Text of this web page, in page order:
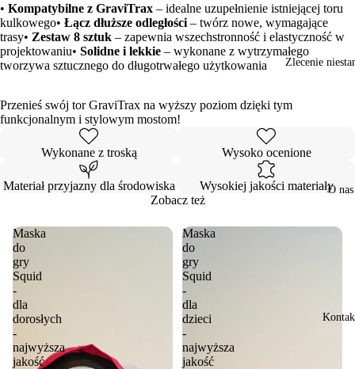
Zlecenie
O nas
Otwórz
obraz
w trybie
pełnoekranowym
• Kompatybilne z GraviTrax – idealne uzupełnienie istniejącej toru
kulkowego• Łącz dłuższe odległości – twórz nowe, wymagające
trasy• Zestaw 8 sztuk – zapewnia wszechstronność i elastyczność w
projektowaniu• Solidne i lekkie – wykonane z wytrzymałego
tworzywa sztucznego do długotrwałego użytkowania
Przenieś swój tor GraviTrax na wyższy poziom dzięki tym
funkcjonalnym i stylowym mostom!
Wykonane z troską Wysoko ocenione
Materiał przyjazny dla środowiska
Wysokiej jakości materiały
Zobacz też
Maska
do
gry
Squid
-
dla
dorosłych
-
najwyższa
jakość
Maska
do
gry
Squid
-
dla
dzieci
-
najwyższa
jakość